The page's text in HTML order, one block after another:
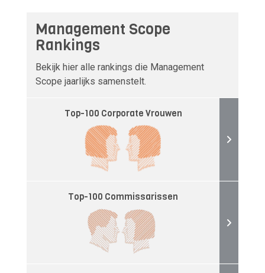
Management Scope
Rankings
Bekijk hier alle rankings die Management
Scope jaarlijks samenstelt.
Top-100 Corporate Vrouwen
Top-100 Commissarissen